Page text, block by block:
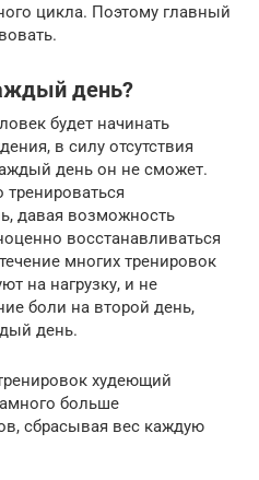
цикла. Поэтому главный
день?
будет начинать
в силу отсутствия
день он не сможет.
давая возможность
восстанавливаться
многих тренировок
на нагрузку, и не
боли на второй день,
день.
худеющий
больше
сбрасывая вес каждую